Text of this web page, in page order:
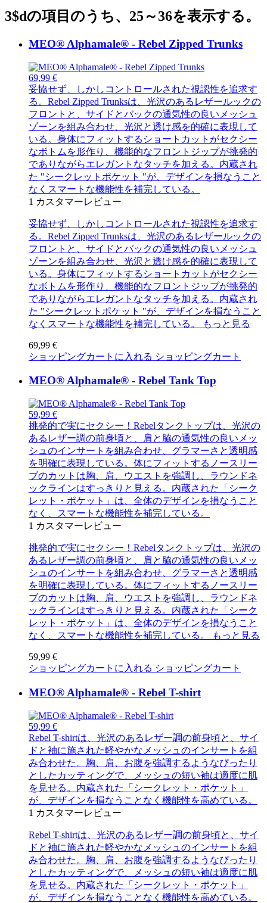
3$dの項目のうち、25～36を表示する。
MEO® Alphamale® - Rebel Zipped Trunks
69,99 €
妥協せず、しかしコントロールされた視認性を追求す
る。Rebel Zipped Trunksは、光沢のあるレザールックの
フロントと、サイドとバックの通気性の良いメッシュ
ゾーンを組み合わせ、光沢と透け感を的確に表現して
いる。身体にフィットするショートカットがセクシー
なボトムを形作り、機能的なフロントジップが挑発的
でありながらエレガントなタッチを加える。内蔵され
た "シークレットポケット "が、デザインを損なうこと
なくスマートな機能性を補完している。
1 カスタマーレビュー
妥協せず、しかしコントロールされた視認性を追求す
る。Rebel Zipped Trunksは、光沢のあるレザールックの
フロントと、サイドとバックの通気性の良いメッシュ
ゾーンを組み合わせ、光沢と透け感を的確に表現して
いる。身体にフィットするショートカットがセクシー
なボトムを形作り、機能的なフロントジップが挑発的
でありながらエレガントなタッチを加える。内蔵され
た "シークレットポケット "が、デザインを損なうこと
なくスマートな機能性を補完している。
もっと見る
69,99 €
ショッピングカートに入れる ショッピングカート
MEO® Alphamale® - Rebel Tank Top
59,99 €
挑発的で実にセクシー！Rebelタンクトップは、光沢の
あるレザー調の前身頃と、肩と脇の通気性の良いメッ
シュのインサートを組み合わせ、グラマーさと透明感
を明確に表現している。体にフィットするノースリー
ブのカットは胸、肩、ウエストを強調し、ラウンドネ
ックラインはすっきりと見える。内蔵された「シーク
レット・ポケット」は、全体のデザインを損なうこと
なく、スマートな機能性を補完している。
1 カスタマーレビュー
挑発的で実にセクシー！Rebelタンクトップは、光沢の
あるレザー調の前身頃と、肩と脇の通気性の良いメッ
シュのインサートを組み合わせ、グラマーさと透明感
を明確に表現している。体にフィットするノースリー
ブのカットは胸、肩、ウエストを強調し、ラウンドネ
ックラインはすっきりと見える。内蔵された「シーク
レット・ポケット」は、全体のデザインを損なうこと
なく、スマートな機能性を補完している。
もっと見る
59,99 €
ショッピングカートに入れる ショッピングカート
MEO® Alphamale® - Rebel T-shirt
59,99 €
Rebel T-shirtは、光沢のあるレザー調の前身頃と、サイ
ドと袖に施された軽やかなメッシュのインサートを組
み合わせた。胸、肩、お腹を強調するようなぴったり
としたカッティングで、メッシュの短い袖は適度に肌
を見せる。内蔵された「シークレット・ポケット」
が、デザインを損なうことなく機能性を高めている。
1 カスタマーレビュー
Rebel T-shirtは、光沢のあるレザー調の前身頃と、サイ
ドと袖に施された軽やかなメッシュのインサートを組
み合わせた。胸、肩、お腹を強調するようなぴったり
としたカッティングで、メッシュの短い袖は適度に肌
を見せる。内蔵された「シークレット・ポケット」
が、デザインを損なうことなく機能性を高めている。